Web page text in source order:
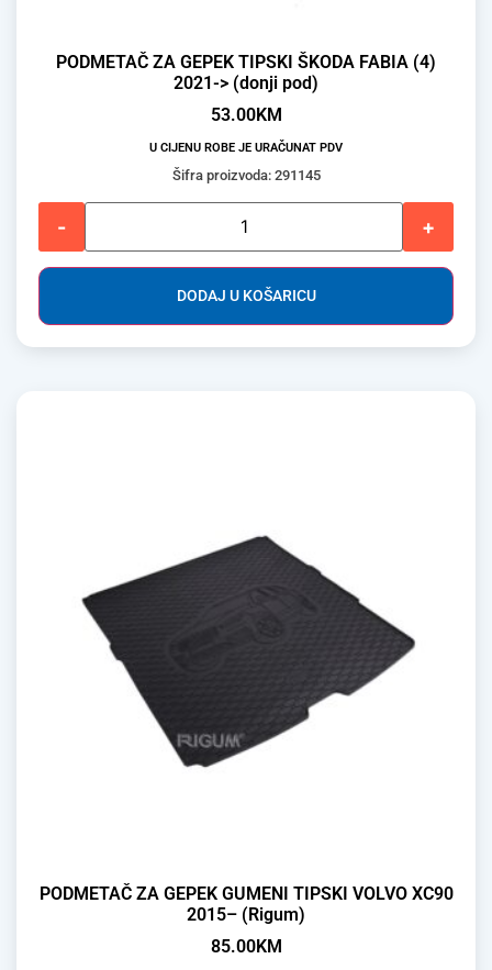
PODMETAČ ZA GEPEK TIPSKI ŠKODA FABIA (4)
2021-> (donji pod)
53.00KM
U CIJENU ROBE JE URAČUNAT PDV
Šifra proizvoda: 291145
- +
DODAJ U KOŠARICU
PODMETAČ ZA GEPEK GUMENI TIPSKI VOLVO XC90
2015– (Rigum)
85.00KM